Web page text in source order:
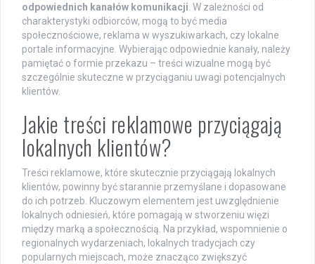
odpowiednich kanałów komunikacji . W zależności od
charakterystyki odbiorców, mogą to być media
społecznościowe, reklama w wyszukiwarkach, czy lokalne
portale informacyjne. Wybierając odpowiednie kanały, należy
pamiętać o formie przekazu – treści wizualne mogą być
szczególnie skuteczne w przyciąganiu uwagi potencjalnych
klientów.
Jakie treści reklamowe przyciągają
lokalnych klientów?
Treści reklamowe, które skutecznie przyciągają lokalnych
klientów, powinny być starannie przemyślane i dopasowane
do ich potrzeb. Kluczowym elementem jest uwzględnienie
lokalnych odniesień, które pomagają w stworzeniu więzi
między marką a społecznością. Na przykład, wspomnienie o
regionalnych wydarzeniach, lokalnych tradycjach czy
popularnych miejscach, może znacząco zwiększyć